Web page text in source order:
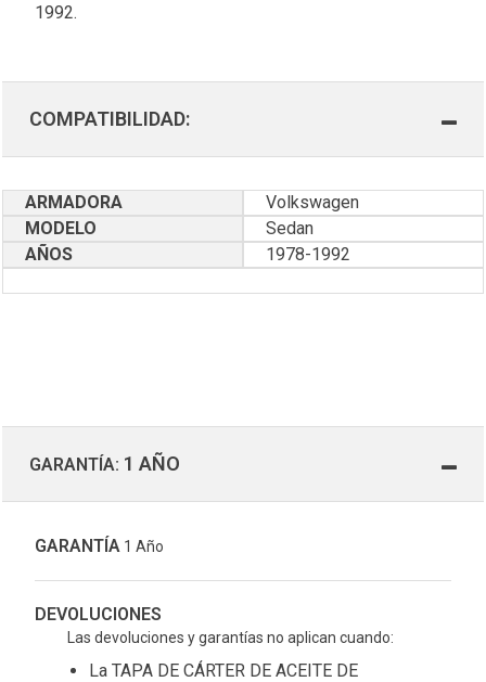
1992.
COMPATIBILIDAD:
ARMADORA
Volkswagen
MODELO
Sedan
AÑOS
1978-1992
GARANTÍA: 1 AÑO
GARANTÍA 1 Año
DEVOLUCIONES
Las devoluciones y garantías no aplican cuando:
La TAPA DE CÁRTER DE ACEITE DE